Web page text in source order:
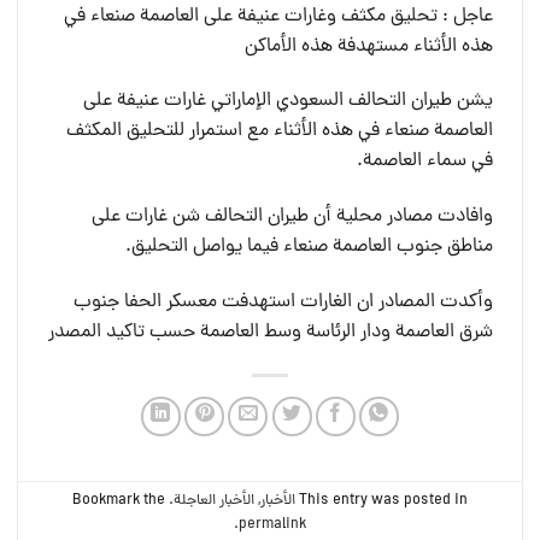
عاجل : تحليق مكثف وغارات عنيفة على العاصمة صنعاء في
هذه الأثناء مستهدفة هذه الأماكن
يشن طيران التحالف السعودي الإماراتي غارات عنيفة على
العاصمة صنعاء في هذه الأثناء مع استمرار للتحليق المكثف
في سماء العاصمة.
وافادت مصادر محلية أن طيران التحالف شن غارات على
مناطق جنوب العاصمة صنعاء فيما يواصل التحليق.
وأكدت المصادر ان الغارات استهدفت معسكر الحفا جنوب
شرق العاصمة ودار الرئاسة وسط العاصمة حسب تاكيد المصدر
This entry was posted inالأخبار,الأخبار العاجلة. Bookmark the
permalink
.